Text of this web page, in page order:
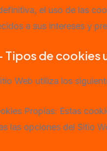
el uso de las
a sus intereses y
Tipos de cookies
Web utiliza los
Propias: Estas
las opciones del Sitio